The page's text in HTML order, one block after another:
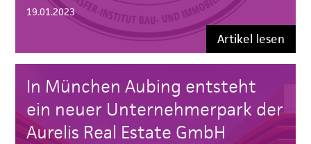
19.01.2023
Artikel lesen
In München Aubing entsteht
ein neuer Unternehmerpark der
Aurelis Real Estate GmbH